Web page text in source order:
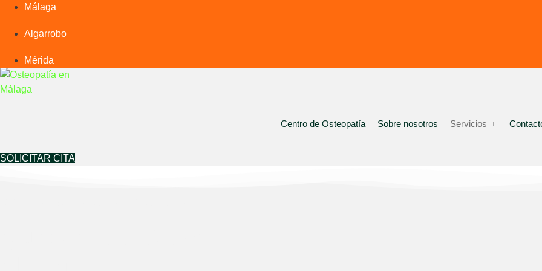
Málaga
Algarrobo
Mérida
Centro de Osteopatía Sobre nosotros Servicios
SOLICITAR CITA